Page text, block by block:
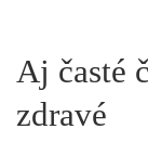
Aj časté
zdravé